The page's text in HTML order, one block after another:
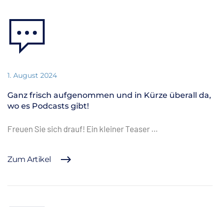
1. August 2024
Ganz frisch aufgenommen und in Kürze überall da,
wo es Podcasts gibt!
Freuen Sie sich drauf! Ein kleiner Teaser …
Zum Artikel